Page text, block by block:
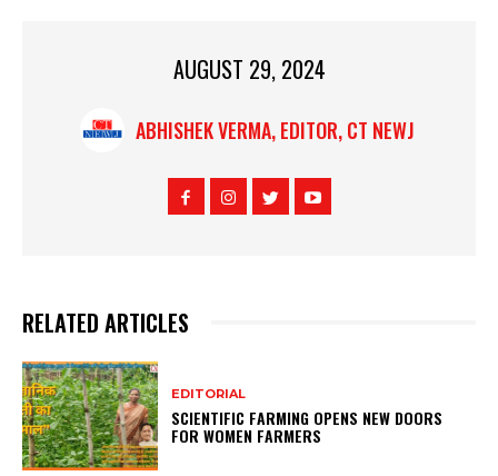
AUGUST 29, 2024
ABHISHEK VERMA, EDITOR, CT NEWJ
RELATED ARTICLES
EDITORIAL
SCIENTIFIC FARMING OPENS NEW DOORS
FOR WOMEN FARMERS